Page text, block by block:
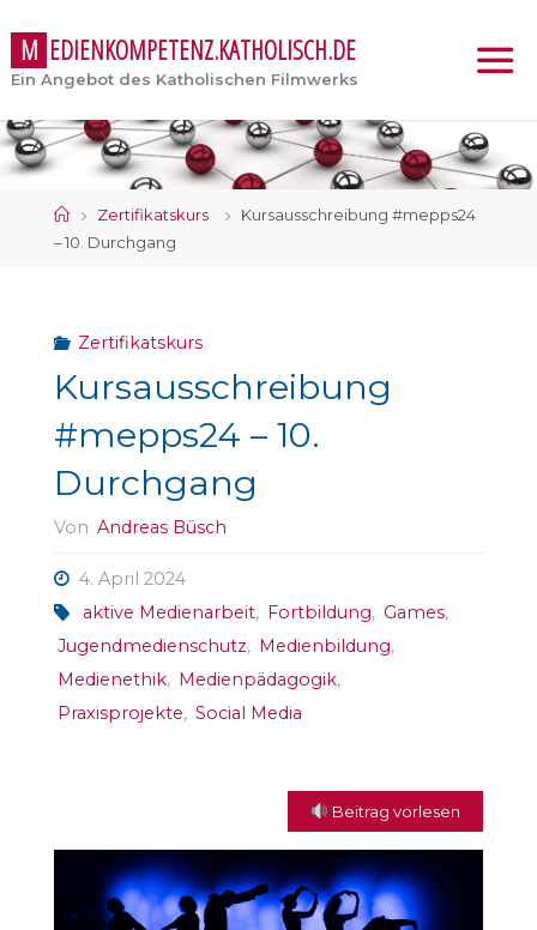
M EDIENKOMPETENZ.KATHOLISCH.DE
Ein Angebot des Katholischen Filmwerks
StartZertifikatskurs
Kursausschreibung #mepps24
– 10. Durchgang
Zertifikatskurs
Kursausschreibung
#mepps24 – 10.
Durchgang
Von Andreas Büsch
4. April 2024
aktive Medienarbeit, Fortbildung, Games,
Jugendmedienschutz, Medienbildung,
Medienethik, Medienpädagogik,
Praxisprojekte, Social Media
Beitrag vorlesen